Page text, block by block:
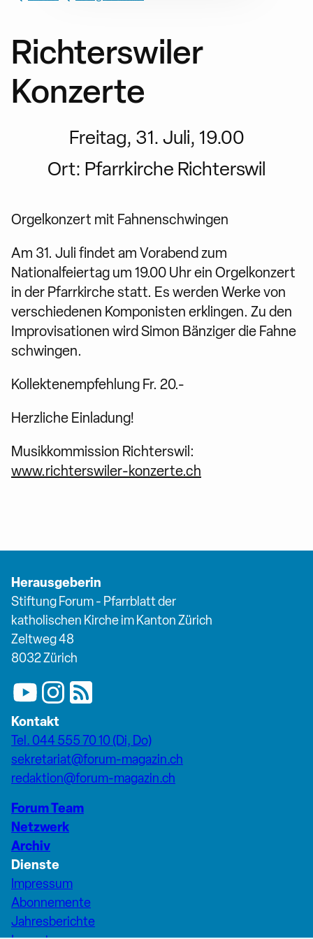
Richterswiler
Konzerte
Freitag, 31. Juli, 19.00
Ort: Pfarrkirche Richterswil
Orgelkonzert mit Fahnenschwingen
Am 31. Juli findet am Vorabend zum
Nationalfeiertag um 19.00 Uhr ein Orgelkonzert
in der Pfarrkirche statt. Es werden Werke von
verschiedenen Komponisten erklingen. Zu den
Improvisationen wird Simon Bänziger die Fahne
schwingen.
Kollektenempfehlung Fr. 20.-
Herzliche Einladung!
Musikkommission Richterswil:
www.richterswiler-konzerte.ch
Herausgeberin
Stiftung Forum - Pfarrblatt der
katholischen Kirche im Kanton Zürich
Zeltweg 48
8032 Zürich
Kontakt
Tel. 044 555 70 10 (Di, Do)
sekretariat@forum-magazin.ch
redaktion@forum-magazin.ch
Forum Team
Netzwerk
Archiv
Dienste
Impressum
Abonnemente
Jahresberichte